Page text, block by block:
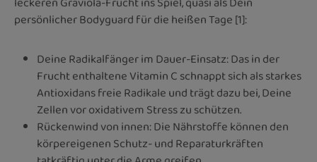
persönlicher Bodyguard für die heißen Tage [1]:
Deine Radikalfänger im Dauer-Einsatz: Das in der
Frucht enthaltene Vitamin C schnappt sich als starkes
Antioxidans freie Radikale und trägt dazu bei, Deine
Zellen vor oxidativem Stress zu schützen.
Rückenwind von innen: Die Nährstoffe können den
körpereigenen Schutz- und Reparaturkräften